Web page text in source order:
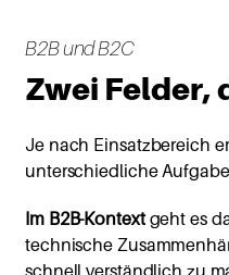
B2B und B2C
Zwei Felder,
Je nach Einsatzbereich
unterschiedliche
Im B2B-Kontextgeht es
technische
schnell verständlich zu